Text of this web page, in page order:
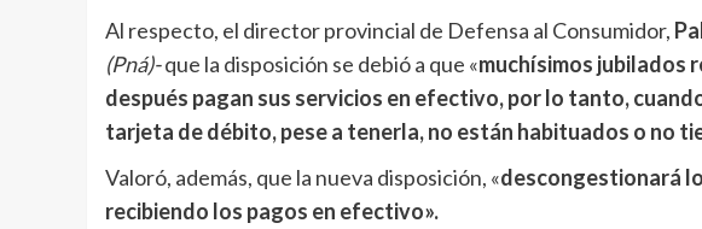
Al respecto, el director provincial de Defensa al Consumidor,
(Pná)-que la disposición se debió a que «muchísimos jubilados
después pagan sus servicios en efectivo, por lo tanto,
tarjeta de débito, pese a tenerla, no están habituados o no
Valoró, además, que la nueva disposición, «descongestionará
recibiendo los pagos en efectivo».